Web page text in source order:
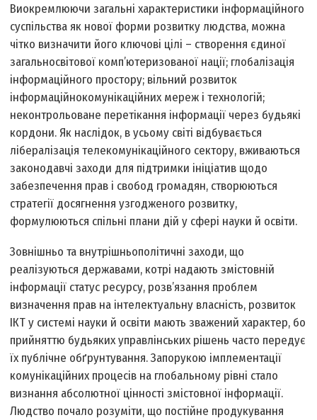
Виокремлюючи загальні характеристики інформаційного
суспільства як нової форми розвитку людства, можна
чітко визначити його ключові цілі – створення єдиної
загальносвітової комп’ютеризованої нації; глобалізація
інформаційного простору; вільний розвиток
інформаційно­комунікаційних мереж і технологій;
неконтрольоване перетікання інформації через будь­які
кордони. Як наслідок, в усьому світі відбувається
лібералізація телекомунікаційного сектору, вживаються
законодавчі заходи для підтримки ініціатив щодо
забезпечення прав і свобод громадян, створюються
стратегії досягнення узгодженого розвитку,
формулюються спільні плани дій у сфері науки й освіти.
Зовнішньо­ та внутрішньополітичні заходи, що
реалізуються державами, котрі надають змістовній
інформації статус ресурсу, розв’язання проблем
визначення прав на інтелектуальну власність, розвиток
ІКТ у системі науки й освіти мають зважений характер, бо
прийняттю будь­яких управлінських рішень часто передує
їх публічне обґрунтування. Запорукою імплементації
комунікаційних процесів на глобальному рівні стало
визнання абсолютної цінності змістовної інформації.
Людство почало розуміти, що постійне продукування